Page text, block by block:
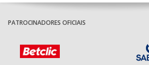
PATROCINADORES OFICIAIS